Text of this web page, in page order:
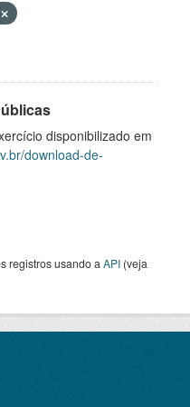
disponibilizado em
download-de-
registros usando a API (veja